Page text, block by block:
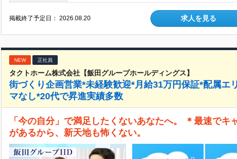
掲載終了予定日：2026.08.20 求人を見る
NEW 正社員
タクトホーム株式会社【飯田グループホールディングス】
街づくり企画営業*未経験歓迎*月給31万円保証*配属エ
マなし*20代で昇進実績多数
「今の自分」で満足したくないあなたへ。 ＊最速でキ
があるから、新天地も怖くない。